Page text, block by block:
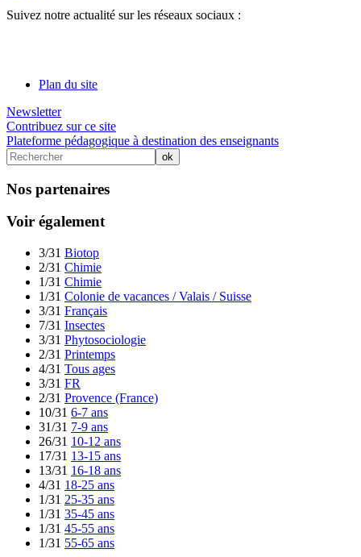
Suivez notre actualité sur les réseaux sociaux :
Plan du site
Newsletter
Contribuez sur ce site
Plateforme pédagogique à destination des enseignants
Nos partenaires
Voir également
3/31 Biotop
2/31 Chimie
1/31 Chimie
1/31 Colonie de vacances / Valais / Suisse
3/31 Français
7/31 Insectes
3/31 Phytosociologie
2/31 Printemps
4/31 Tous ages
3/31 FR
2/31 Provence (France)
10/31 6-7 ans
31/31 7-9 ans
26/31 10-12 ans
17/31 13-15 ans
13/31 16-18 ans
4/31 18-25 ans
1/31 25-35 ans
1/31 35-45 ans
1/31 45-55 ans
1/31 55-65 ans